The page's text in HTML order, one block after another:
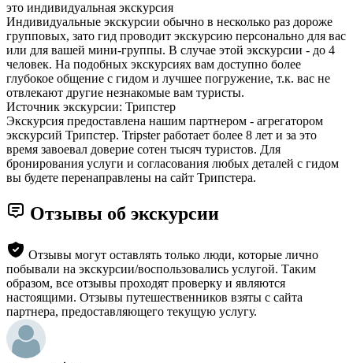
это индивидуальная экскурсия
Индивидуальные экскурсии обычно в несколько раз дороже
групповых, зато гид проводит экскурсию персонально для вас
или для вашей мини-группы. В случае этой экскурсии - до 4
человек. На подобных экскурсиях вам доступно более
глубокое общение с гидом и лучшее погружение, т.к. вас не
отвлекают другие незнакомые вам туристы.
Источник экскурсии: Трипстер
Экскурсия предоставлена нашим партнером - агрегатором
экскурсий Трипстер. Tripster работает более 8 лет и за это
время завоевал доверие сотен тысяч туристов. Для
бронирования услуги и согласования любых деталей с гидом
вы будете перенаправлены на сайт Трипстера.
Отзывы об экскурсии
Отзывы могут оставлять только люди, которые лично
побывали на экскурсии/воспользовались услугой. Таким
образом, все отзывы проходят проверку и являются
настоящими. Отзывы путешественников взяты с сайта
партнера, предоставляющего текущую услугу.